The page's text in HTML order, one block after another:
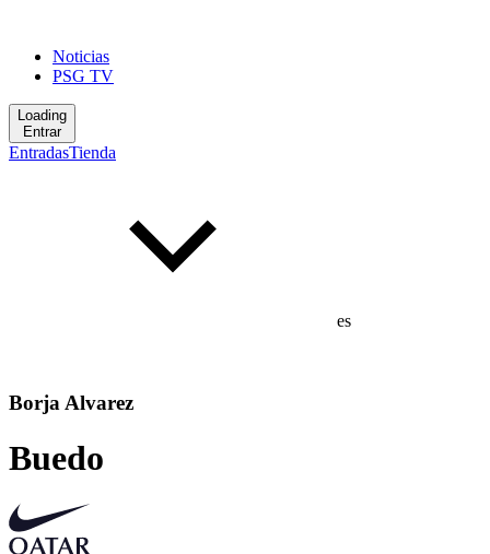
Noticias
PSG TV
Loading
Entrar
EntradasTienda
es
Borja Alvarez
Buedo